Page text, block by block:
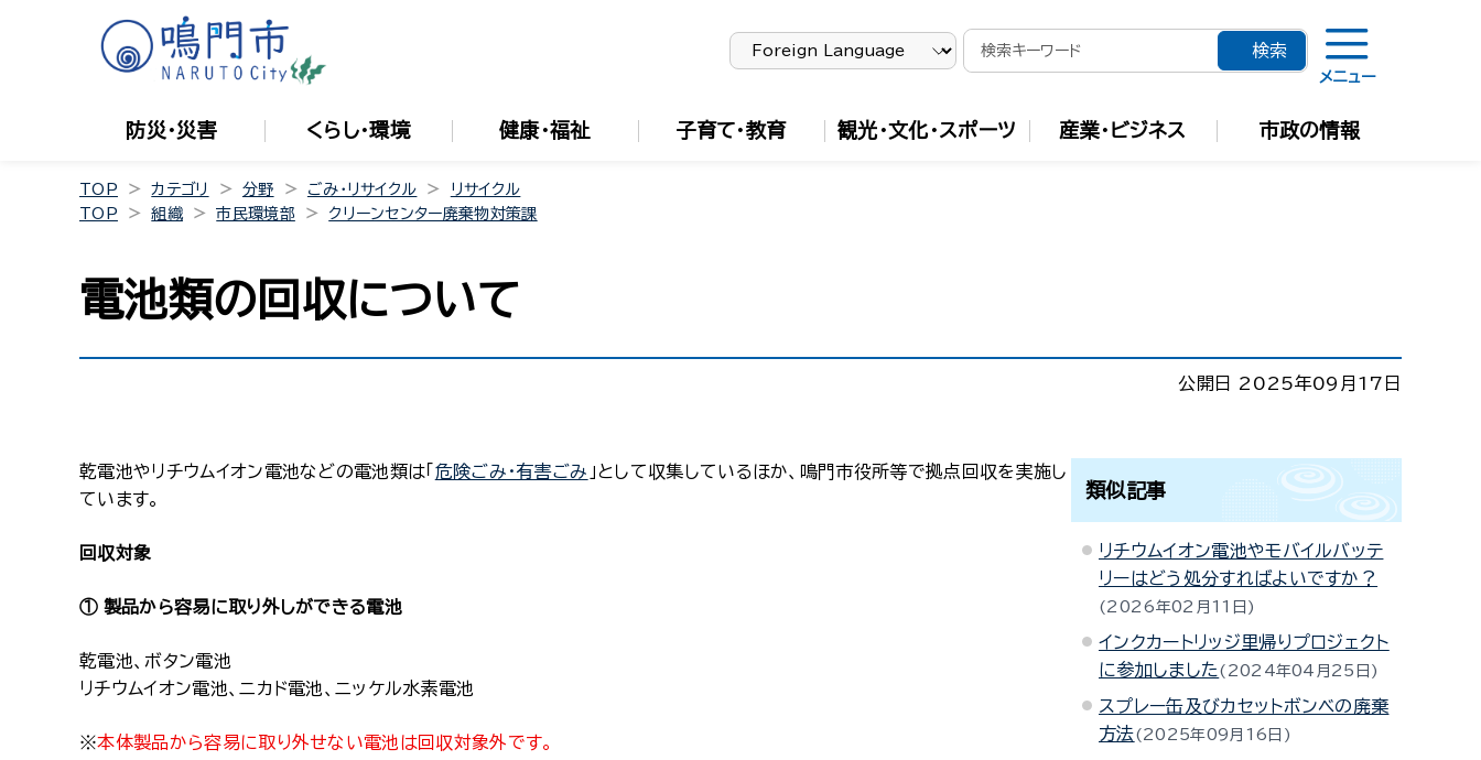
メニュー
防災・災害 くらし・環境 健康・福祉 子育て・教育 観光・文化・スポーツ 産業・ビジネス 市政の情報
TOP カテゴリ 分野 ごみ・リサイクル
リサイクル
TOP
組織 市民環境部 クリーンセンター廃棄物対策課
電池類の回収について
公開日 2025年09月17日
乾電池やリチウムイオン電池などの電池類は「 危険ごみ・有害ごみ 」として収集しているほか、鳴門市役所等で拠点回収を実施し
ています。
回収対象
① 製品から容易に取り外しができる電池
乾電池、ボタン電池
リチウムイオン電池、ニカド電池、ニッケル水素電池
※本体製品から容易に取り外せない電池は回収対象外です。
類似記事
リチウムイオン電池やモバイルバッテ
リーはどう処分すればよいですか？
2026年02月11日
インクカートリッジ里帰りプロジェクト
に参加しました
2024年04月25日
スプレー缶及びカセットボンベの廃棄
方法
2025年09月16日